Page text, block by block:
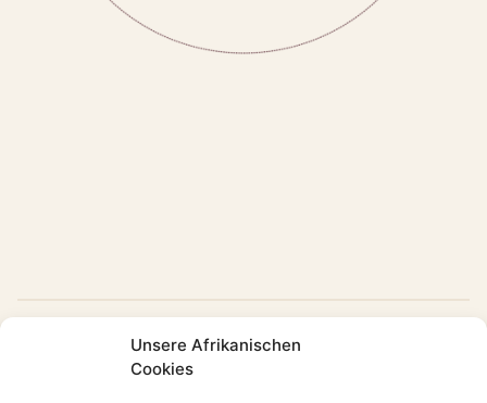
Unsere Afrikanischen
Cookies
Einzigartige Erlebnisse